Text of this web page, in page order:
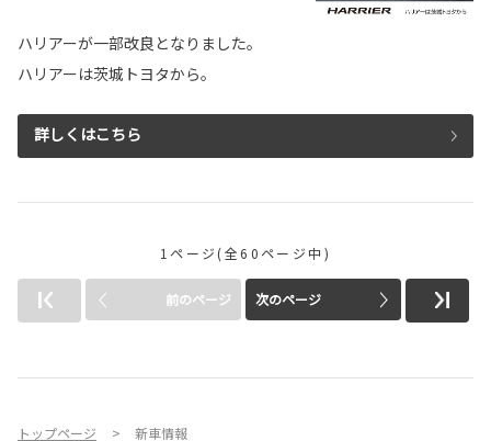
ハリアーが一部改良となりました。
ハリアーは茨城トヨタから。
詳しくはこちら
1ページ(全60ページ中)
前のページ 次のページ
トップページ 新車情報